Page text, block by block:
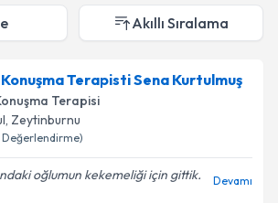
Akıllı Sıralama
Terapisti Sena Kurtulmuş
Terapisi
, Zeytinburnu
Değerlendirme)
oğlumun kekemeliği için gittik.
Devamı